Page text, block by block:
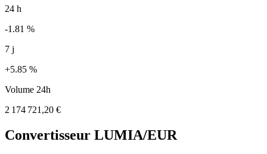
24 h
-1.81 %
7 j
+5.85 %
Volume 24h
2 174 721,20 €
Convertisseur LUMIA/EUR